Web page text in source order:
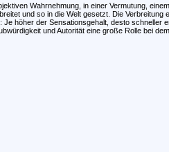
Wahrnehmung, in einer Vermutung,
und so in die Welt gesetzt. Die Verbreitung
höher der Sensationsgehalt, desto schneller
und Autorität eine große Rolle bei